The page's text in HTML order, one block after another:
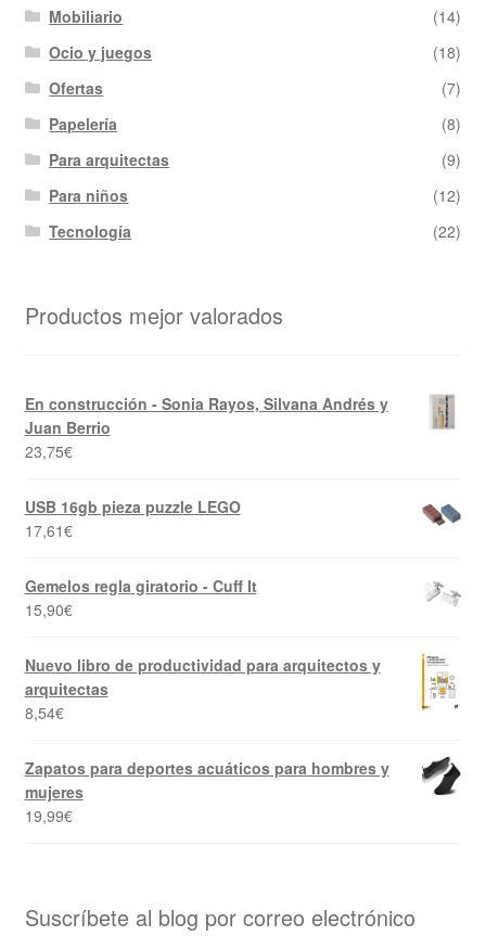
Mobiliario
(14)
Ocio y juegos
(18)
Ofertas
(7)
Papelería
(8)
Para arquitectas
(9)
Para niños
(12)
Tecnología
(22)
Productos mejor valorados
En construcción - Sonia Rayos, Silvana Andrés y
Juan Berrio
23,75€
USB 16gb pieza puzzle LEGO
17,61€
Gemelos regla giratorio - Cuff It
15,90€
Nuevo libro de productividad para arquitectos y
arquitectas
8,54€
Zapatos para deportes acuáticos para hombres y
mujeres
19,99€
Suscríbete al blog por correo electrónico